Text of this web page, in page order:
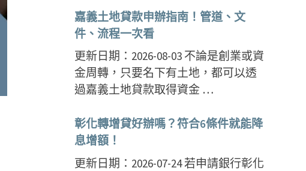
嘉義土地貸款申辦指南！管道、文
件、流程一次看
更新日期：2026-08-03 不論是創業或資
金周轉，只要名下有土地，都可以透
過嘉義土地貸款取得資金 …
彰化轉增貸好辦嗎？符合6條件就能降
息增額！
更新日期：2026-07-24 若申請銀行彰化